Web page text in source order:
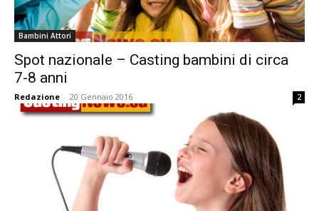
Bambini Attori
Spot nazionale – Casting bambini di circa
7-8 anni
Redazione - 20 Gennaio 2016 2